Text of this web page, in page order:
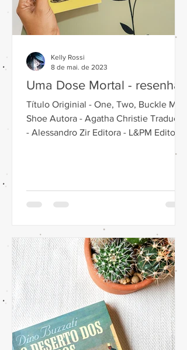
Uma Dose Mortal - resenha
Título Originial - One, Two, Buckle My
Shoe Autora - Agatha Christie Tradução
- Alessandro Zir Editora - L&PM Editores
Kelly Rossi
8 de mai. de 2023